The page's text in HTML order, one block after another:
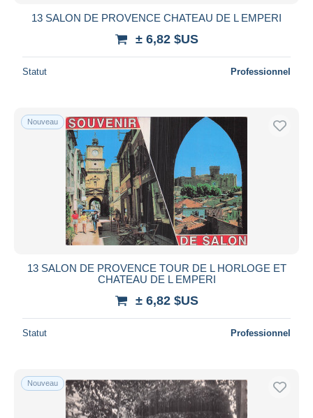
13 SALON DE PROVENCE CHATEAU DE L EMPERI
± 6,82 $US
Statut Professionnel
Nouveau
13 SALON DE PROVENCE TOUR DE L HORLOGE ET
CHATEAU DE L EMPERI
± 6,82 $US
Statut Professionnel
Nouveau